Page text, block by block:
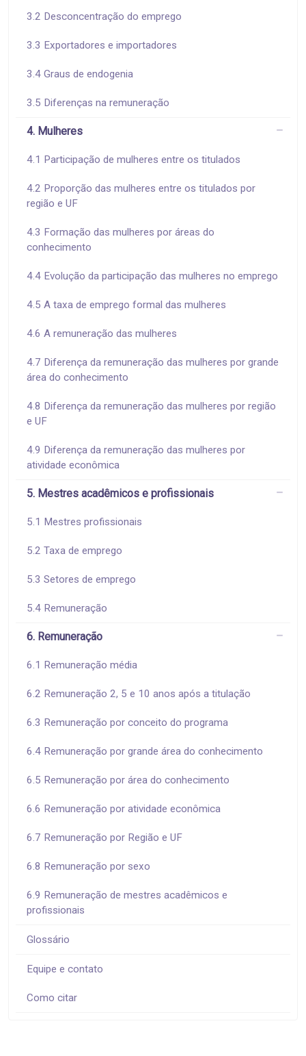
3.2 Desconcentração do emprego
3.3 Exportadores e importadores
3.4 Graus de endogenia
3.5 Diferenças na remuneração
4. Mulheres
4.1 Participação de mulheres entre os titulados
4.2 Proporção das mulheres entre os titulados por
região e UF
4.3 Formação das mulheres por áreas do
conhecimento
4.4 Evolução da participação das mulheres no emprego
4.5 A taxa de emprego formal das mulheres
4.6 A remuneração das mulheres
4.7 Diferença da remuneração das mulheres por grande
área do conhecimento
4.8 Diferença da remuneração das mulheres por região
e UF
4.9 Diferença da remuneração das mulheres por
atividade econômica
5. Mestres acadêmicos e profissionais
5.1 Mestres profissionais
5.2 Taxa de emprego
5.3 Setores de emprego
5.4 Remuneração
6. Remuneração
6.1 Remuneração média
6.2 Remuneração 2, 5 e 10 anos após a titulação
6.3 Remuneração por conceito do programa
6.4 Remuneração por grande área do conhecimento
6.5 Remuneração por área do conhecimento
6.6 Remuneração por atividade econômica
6.7 Remuneração por Região e UF
6.8 Remuneração por sexo
6.9 Remuneração de mestres acadêmicos e
profissionais
Glossário
Equipe e contato
Como citar